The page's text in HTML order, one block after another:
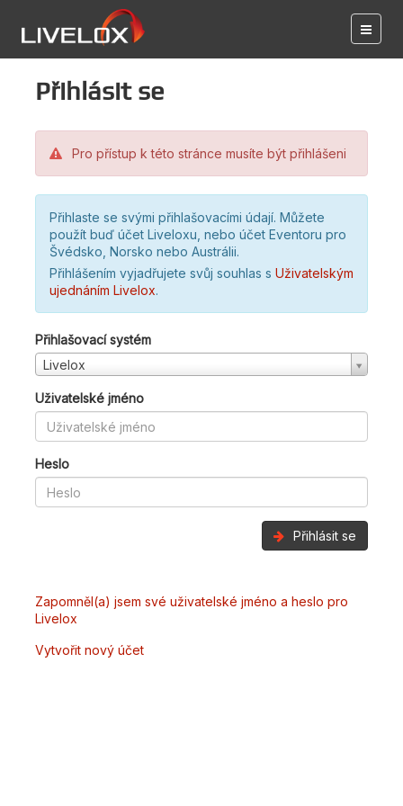
Přihlásit se
Pro přístup k této stránce musíte být přihlášeni
Přihlaste se svými přihlašovacími údají. Můžete
použít buď účet Liveloxu, nebo účet Eventoru pro
Švédsko, Norsko nebo Austrálii.
Přihlášením vyjadřujete svůj souhlas s Uživatelským
ujednáním Livelox.
Přihlašovací systém
Livelox
Uživatelské jméno
Heslo
Přihlásit se
Zapomněl(a) jsem své uživatelské jméno a heslo pro
Livelox
Vytvořit nový účet